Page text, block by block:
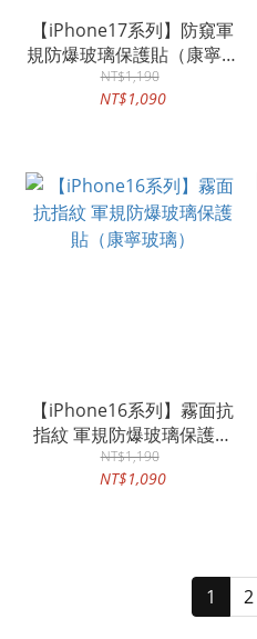
【iPhone17系列】防窺軍
規防爆玻璃保護貼（康寧玻
璃）
NT$1,190
NT$1,090
【iPhone16系列】霧面抗
指紋 軍規防爆玻璃保護貼
（康寧玻璃）
NT$1,190
NT$1,090
1 2